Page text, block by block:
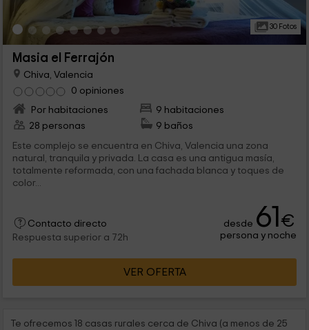
30 Fotos
Masia el Ferrajón
Chiva, Valencia
0 opiniones
Por habitaciones
9 habitaciones
28 personas
9 baños
Este complejo se encuentra en Chiva, Valencia una zona
natural, tranquila y privada. La casa es una antigua masía,
totalmente reformada, con una fachada blanca y toques de
color...
Contacto directo
Respuesta superior a 72h
desde 61€
persona y noche
VER OFERTA
Te ofrecemos 18 casas rurales cerca de Chiva (a menos de 25